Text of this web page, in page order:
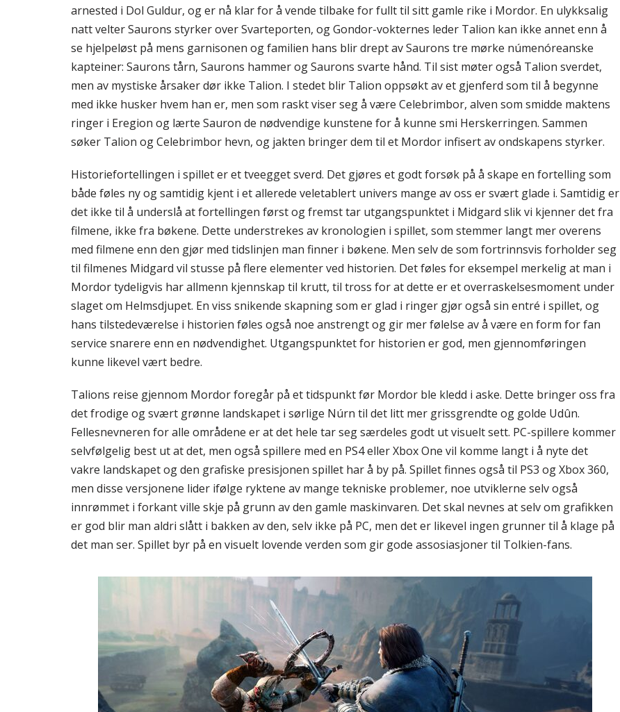
arnested i Dol Guldur, og er nå klar for å vende tilbake for fullt til sitt gamle rike i Mordor. En ulykksalig
natt velter Saurons styrker over Svarteporten, og Gondor-vokternes leder Talion kan ikke annet enn å
se hjelpeløst på mens garnisonen og familien hans blir drept av Saurons tre mørke númenóreanske
kapteiner: Saurons tårn, Saurons hammer og Saurons svarte hånd. Til sist møter også Talion sverdet,
men av mystiske årsaker dør ikke Talion. I stedet blir Talion oppsøkt av et gjenferd som til å begynne
med ikke husker hvem han er, men som raskt viser seg å være Celebrimbor, alven som smidde maktens
ringer i Eregion og lærte Sauron de nødvendige kunstene for å kunne smi Herskerringen. Sammen
søker Talion og Celebrimbor hevn, og jakten bringer dem til et Mordor infisert av ondskapens styrker.
Historiefortellingen i spillet er et tveegget sverd. Det gjøres et godt forsøk på å skape en fortelling som
både føles ny og samtidig kjent i et allerede veletablert univers mange av oss er svært glade i. Samtidig er
det ikke til å underslå at fortellingen først og fremst tar utgangspunktet i Midgard slik vi kjenner det fra
filmene, ikke fra bøkene. Dette understrekes av kronologien i spillet, som stemmer langt mer overens
med filmene enn den gjør med tidslinjen man finner i bøkene. Men selv de som fortrinnsvis forholder seg
til filmenes Midgard vil stusse på flere elementer ved historien. Det føles for eksempel merkelig at man i
Mordor tydeligvis har allmenn kjennskap til krutt, til tross for at dette er et overraskelsesmoment under
slaget om Helmsdjupet. En viss snikende skapning som er glad i ringer gjør også sin entré i spillet, og
hans tilstedeværelse i historien føles også noe anstrengt og gir mer følelse av å være en form for fan
service snarere enn en nødvendighet. Utgangspunktet for historien er god, men gjennomføringen
kunne likevel vært bedre.
Talions reise gjennom Mordor foregår på et tidspunkt før Mordor ble kledd i aske. Dette bringer oss fra
det frodige og svært grønne landskapet i sørlige Núrn til det litt mer grissgrendte og golde Udûn.
Fellesnevneren for alle områdene er at det hele tar seg særdeles godt ut visuelt sett. PC-spillere kommer
selvfølgelig best ut at det, men også spillere med en PS4 eller Xbox One vil komme langt i å nyte det
vakre landskapet og den grafiske presisjonen spillet har å by på. Spillet finnes også til PS3 og Xbox 360,
men disse versjonene lider ifølge ryktene av mange tekniske problemer, noe utviklerne selv også
innrømmet i forkant ville skje på grunn av den gamle maskinvaren. Det skal nevnes at selv om grafikken
er god blir man aldri slått i bakken av den, selv ikke på PC, men det er likevel ingen grunner til å klage på
det man ser. Spillet byr på en visuelt lovende verden som gir gode assosiasjoner til Tolkien-fans.